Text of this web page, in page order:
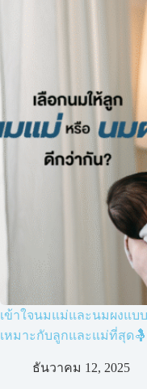
เข้าใจนมแม่และนมผงแบ
เหมาะกับลูกและแม่ที่สุด
ธันวาคม 12, 2025